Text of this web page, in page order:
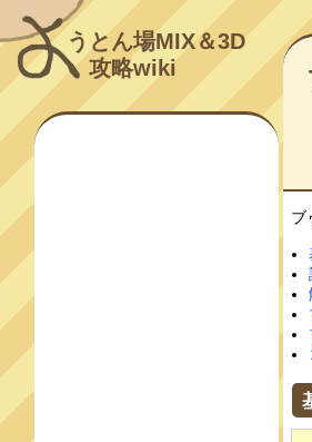
うとん場MIX＆3D
攻略wiki
ブ